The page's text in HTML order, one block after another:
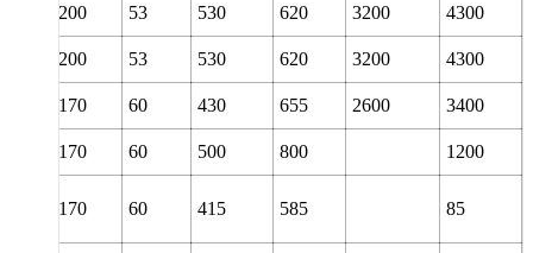
200 53 530 620 3200 4300
200 53 530 620 3200 4300
170 60 430 655 2600 3400
170 60 500 800 1200
170 60 415 585 85